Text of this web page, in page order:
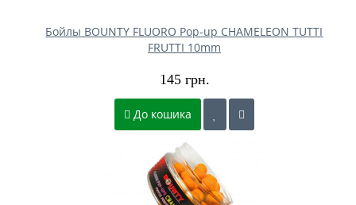
Бойлы BOUNTY FLUORO Pop-up CHAMELEON TUTTI
FRUTTI 10mm
145 грн.
До кошика